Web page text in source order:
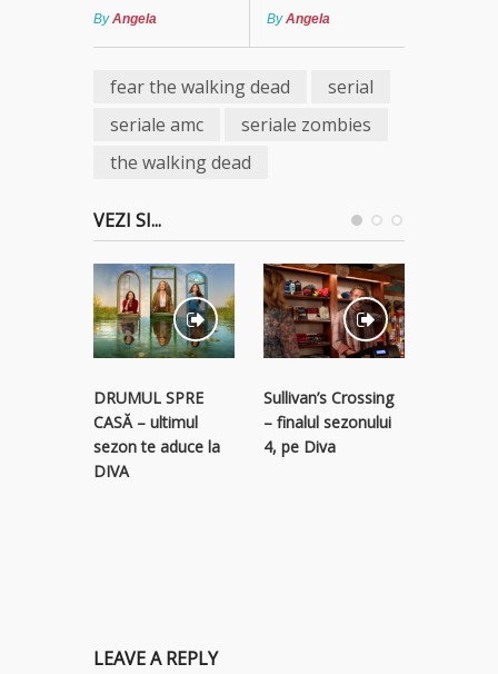
ByAngela ByAngela
fear the walking dead
serial
seriale amc
seriale zombies
the walking dead
VEZI SI...
DRUMUL SPRE
CASĂ – ultimul
sezon te aduce la
DIVA
Sullivan’s Crossing
– finalul sezonului
4, pe Diva
LEAVE A REPLY